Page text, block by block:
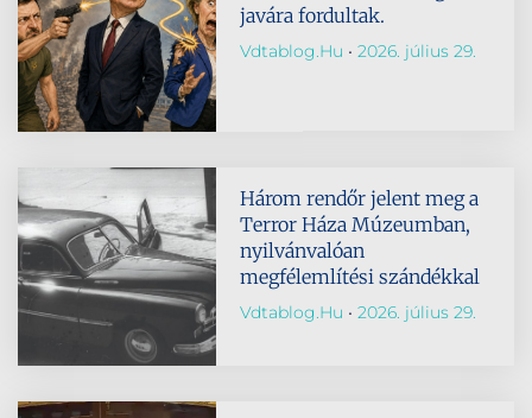
javára fordultak.
Vdtablog.hu 2026. július 29.
Három rendőr jelent meg a
Terror Háza Múzeumban,
nyilvánvalóan
megfélemlítési szándékkal
Vdtablog.hu 2026. július 29.